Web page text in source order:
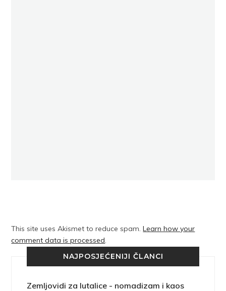
This site uses Akismet to reduce spam.Learn how your
comment data is processed.
NAJPOSJEĆENIJI ČLANCI
Zemljovidi za lutalice - nomadizam i kaos